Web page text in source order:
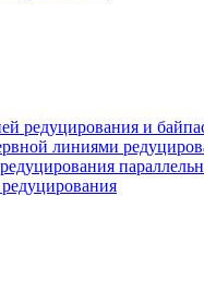
редуцирования и
линиями